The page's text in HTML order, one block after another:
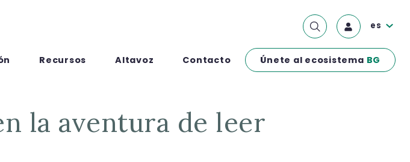
Recursos Altavoz Contacto Únete al ecosistema BG
es
la aventura de leer